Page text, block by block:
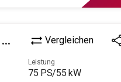
Vergleichen
Leistung
75 PS/55 kW